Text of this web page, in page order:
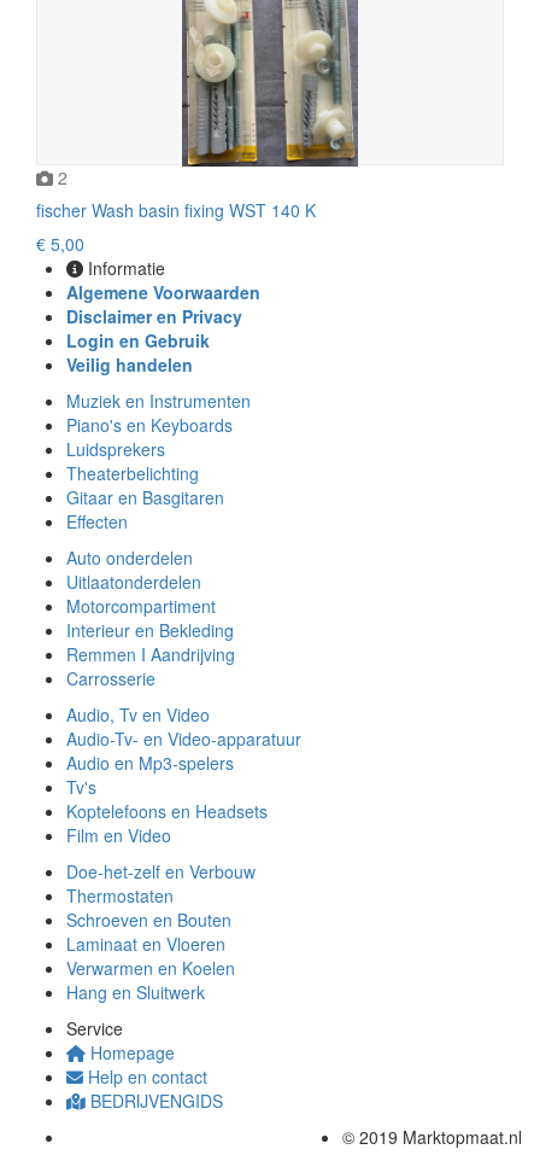
2
fischer Wash basin fixing WST 140 K
€ 5,00
Informatie
Algemene Voorwaarden
Disclaimer en Privacy
Login en Gebruik
Veilig handelen
Muziek en Instrumenten
Piano's en Keyboards
Luidsprekers
Theaterbelichting
Gitaar en Basgitaren
Effecten
Auto onderdelen
Uitlaatonderdelen
Motorcompartiment
Interieur en Bekleding
Remmen I Aandrijving
Carrosserie
Audio, Tv en Video
Audio-Tv- en Video-apparatuur
Audio en Mp3-spelers
Tv's
Koptelefoons en Headsets
Film en Video
Doe-het-zelf en Verbouw
Thermostaten
Schroeven en Bouten
Laminaat en Vloeren
Verwarmen en Koelen
Hang en Sluitwerk
Service
Homepage
Help en contact
BEDRIJVENGIDS
© 2019 Marktopmaat.nl